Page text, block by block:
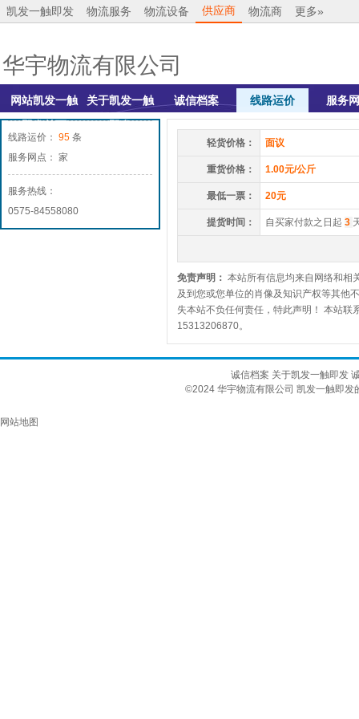
凯发一触即发 物流服务 物流设备 供应商 物流商 更多»
华宇物流有限公司
网站凯发一触
即发首页
关于凯发一触
即发
诚信档案 线路运价 服务
线路运价： 95 条
服务网点： 家
服务热线：
0575-84558080
轻货价格： 面议
重货价格： 1.00元/公斤
最低一票： 20元
提货时间： 自买家付款之日起 3
免责声明： 本站所有信息均来自网络和相
及到您或您单位的肖像及知识产权等其他
失本站不负任何责任，特此声明！ 本站
15313206870。
诚信档案 关于凯发一触即发
©2024 华宇物流有限公司 凯发一触即
网站地图